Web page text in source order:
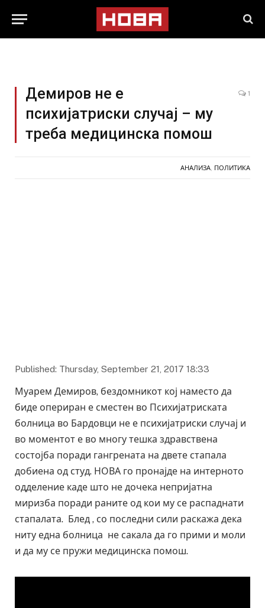
Демиров не е
психијатриски случај – му
треба медицинска помош
1
АНАЛИЗА ПОЛИТИКА
Published: Thursday, September 21, 2017 18:33
Муарем Демиров, бездомникот кој наместо да
биде опериран е сместен во Психијатриската
болница во Бардовци не е психијатриски случај и
во моментот е во многу тешка здравствена
состојба поради гангрената на двете стапала
добиена од студ. НОВА го пронајде на интерното
одделение каде што не дочека непријатна
миризба поради раните од кои му се распаднати
стапалата. Блед , со последни сили раскажа дека
ниту една болница не сакала да го прими и моли
и да му се пружи медицинска помош.